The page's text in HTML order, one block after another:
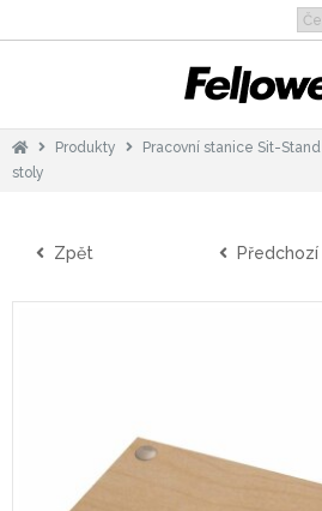
Produkty Pracovní stanice Sit-Stand
stoly
Zpět Předchozí